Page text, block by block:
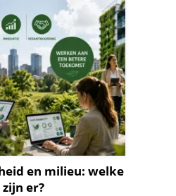
en milieu: welke
er?